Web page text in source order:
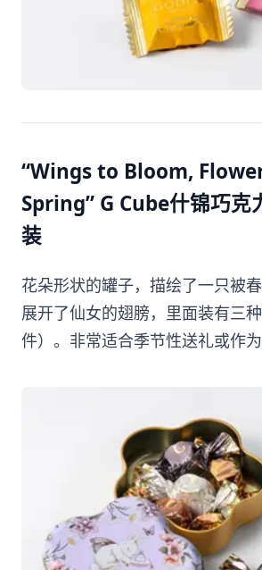
“Wings to Bloom,
Spring” G Cube什锦巧克
装
花朵形状的罐子，描绘了一只被春
展开了仙女的翅膀，里面装有三
件）。非常适合季节性送礼或作为